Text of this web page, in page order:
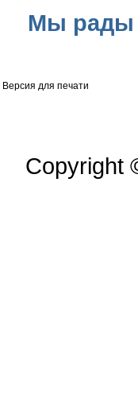
Мы рады
Версия для печати
Copyright